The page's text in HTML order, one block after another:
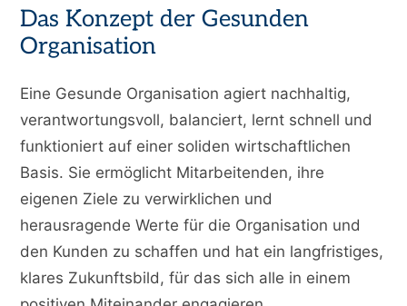
Das Konzept der Gesunden
Organisation
Eine Gesunde Organisation agiert nachhaltig,
verantwortungsvoll, balanciert, lernt schnell und
funktioniert auf einer soliden wirtschaftlichen
Basis. Sie ermöglicht Mitarbeitenden, ihre
eigenen Ziele zu verwirklichen und
herausragende Werte für die Organisation und
den Kunden zu schaffen und hat ein langfristiges,
klares Zukunftsbild, für das sich alle in einem